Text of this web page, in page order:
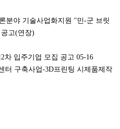
분야 기술사업화지원 "민-군 브릿
고(연장)
차 입주기업 모집 공고 05-16
터 구축사업-3D프린팅 시제품제작